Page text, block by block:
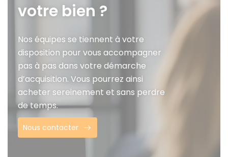
votre bien ?
Nos équipes se tiennent à votre
disposition pour vous accompagner
pas à pas dans votre démarche
d’acquisition. Vous pourrez ainsi
acheter sereinement et sans perdre
de temps.
Nous contacter